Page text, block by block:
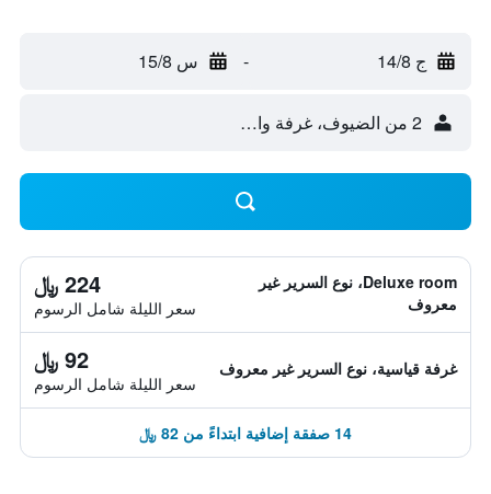
ج 14/8 - س 15/8
2 من الضيوف، غرفة واحدة
Deluxe room، نوع السرير غير
معروف
224 ﷼
سعر الليلة شامل الرسوم
غرفة قياسية، نوع السرير غير معروف 92 ﷼
سعر الليلة شامل الرسوم
14 صفقة إضافية ابتداءً من 82 ﷼